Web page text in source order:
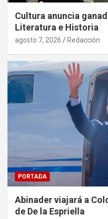
Cultura anuncia
Literatura e Historia
agosto 7, 2026 Redacción
PORTADA
Abinader viajará a
de De la Espriella